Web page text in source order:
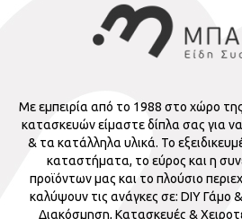
Με εμπειρία από το 1988 στο χώρο
κατασκευών είμαστε δίπλα σας για
& τα κατάλληλα υλικά. Το
καταστήματα, το εύρος και η
προϊόντων μας και το πλούσιο
καλύψουν τις ανάγκες σε: DIY Γάμο
Διακόσμηση, Κατασκευές &